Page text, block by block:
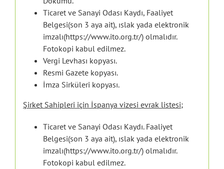
Ticaret ve Sanayi Odası Kaydı, Faaliyet
Belgesi(son 3 aya ait), ıslak yada elektronik
imzalı(https://www.ito.org.tr/) olmalıdır.
Fotokopi kabul edilmez.
Vergi Levhası kopyası.
Resmi Gazete kopyası.
İmza Sirküleri kopyası.
Şirket Sahipleri için İspanya vizesi evrak listesi;
Ticaret ve Sanayi Odası Kaydı. Faaliyet
Belgesi(son 3 aya ait), ıslak yada elektronik
imzalı(https://www.ito.org.tr/) olmalıdır.
Fotokopi kabul edilmez.